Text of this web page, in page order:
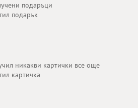
подаръци
подарък
никакви картички все още
картичка